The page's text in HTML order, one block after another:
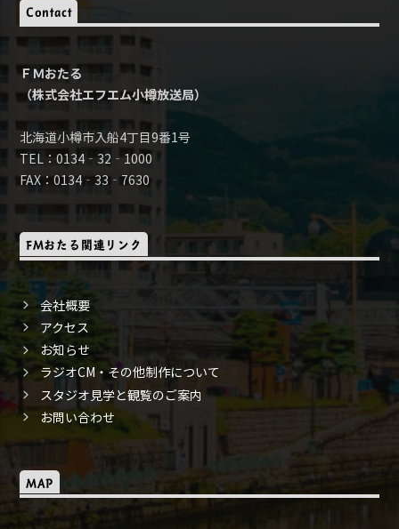
Contact
ＦＭおたる
（株式会社エフエム小樽放送局）
北海道小樽市入船4丁目9番1号
TEL：0134‐32‐1000
FAX：0134‐33‐7630
FMおたる関連リンク
会社概要
アクセス
お知らせ
ラジオCM・その他制作について
スタジオ見学と観覧のご案内
お問い合わせ
MAP